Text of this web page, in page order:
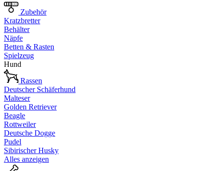
Zubehör
Kratzbretter
Behälter
Näpfe
Betten & Rasten
Spielzeug
Hund
Rassen
Deutscher Schäferhund
Malteser
Golden Retriever
Beagle
Rottweiler
Deutsche Dogge
Pudel
Sibirischer Husky
Alles anzeigen